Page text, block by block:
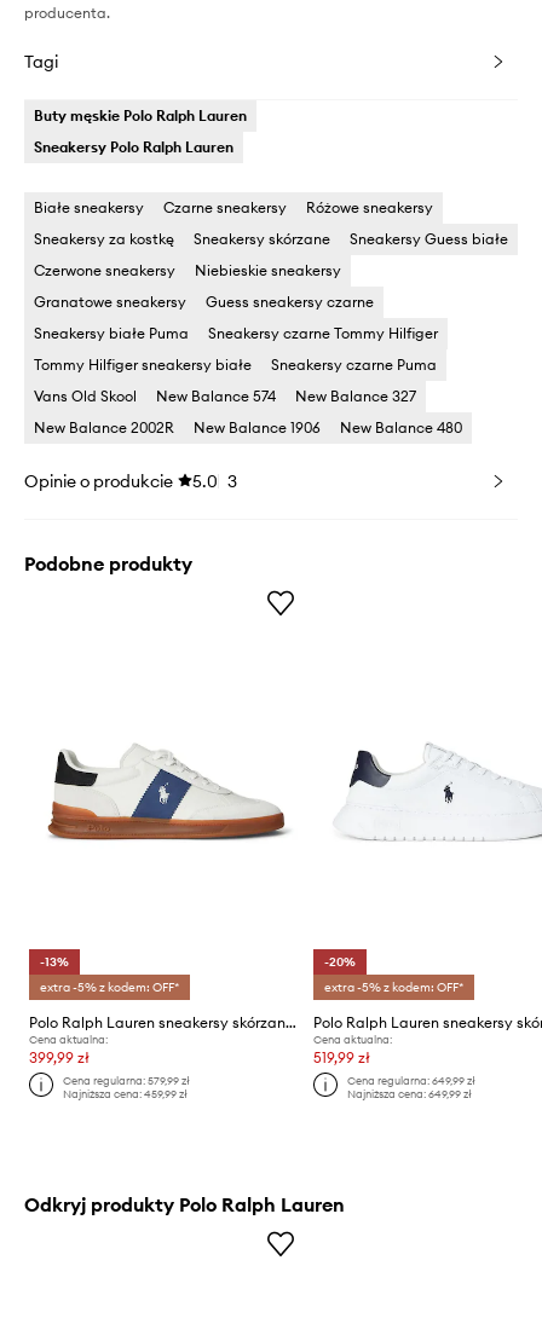
producenta.
Tagi
Buty męskie Polo Ralph Lauren
Sneakersy Polo Ralph Lauren
Białe sneakersy Czarne sneakersy
Różowe sneakersy
Sneakersy za kostkę
Sneakersy skórzane
Sneakersy Guess białe
Czerwone sneakersy
Niebieskie sneakersy
Granatowe sneakersy
Guess sneakersy czarne
Sneakersy białe Puma
Sneakersy czarne Tommy Hilfiger
Tommy Hilfiger sneakersy białe
Sneakersy czarne Puma
Vans Old Skool
New Balance 574
New Balance 327
New Balance 2002R
New Balance 1906 New Balance 480
Opinie o produkcie 5.0 3
Podobne produkty
-13%
extra -5% z kodem: OFF*
Polo Ralph Lauren sneakersy skórzane Hrt Aera Pp
Cena aktualna:
399,99 zł
Cena regularna:579,99 zł
Najniższa cena:459,99 zł
-20%
extra -5% z kodem: OFF*
Cena aktualna:
519,99 zł
Cena regularna: 649,99 zł
Najniższa cena: 649,99 zł
Odkryj produkty Polo Ralph Lauren